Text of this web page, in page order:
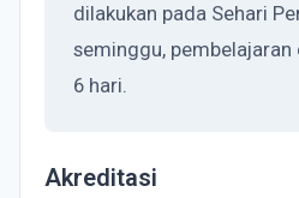
dilakukan pada Sehari
seminggu, pembelajaran
6 hari.
Akreditasi